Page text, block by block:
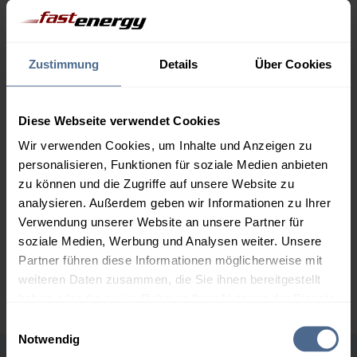
Zustimmung Details Über Cookies
Diese Webseite verwendet Cookies
Wir verwenden Cookies, um Inhalte und Anzeigen zu
personalisieren, Funktionen für soziale Medien anbieten
zu können und die Zugriffe auf unsere Website zu
analysieren. Außerdem geben wir Informationen zu Ihrer
Verwendung unserer Website an unsere Partner für
soziale Medien, Werbung und Analysen weiter. Unsere
Partner führen diese Informationen möglicherweise mit
weiteren Daten zusammen, die Sie ihnen bereitgestellt
Notwendig
Menge
1.000 Liter 0,00 €
2.000 Liter
150,09 €
3.000 Liter
148,50 €
148,50 €
0,00 €
5.000 Liter
147,18 €
147,18 €
Preise für Heizöl in Standardqualität nach Ö-Norm C 1109 in € / 100
Liter inkl. MwSt. und Lieferung bei einer Lieferstelle.